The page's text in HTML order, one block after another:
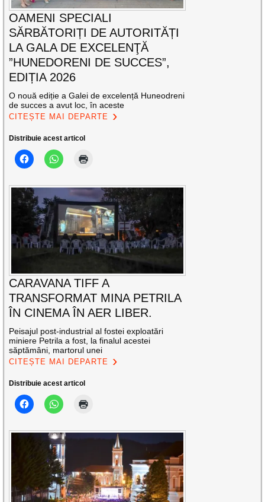
OAMENI SPECIALI
SĂRBĂTORIȚI DE AUTORITĂȚI
LA GALA DE EXCELENŢĂ
”HUNEDORENI DE SUCCES”,
EDIȚIA 2026
O nouă ediție a Galei de excelență Huneodreni
de succes a avut loc, în aceste
CITEȘTE MAI DEPARTE
Distribuie acest articol
CARAVANA TIFF A
TRANSFORMAT MINA PETRILA
ÎN CINEMA ÎN AER LIBER.
Peisajul post-industrial al fostei exploatări
miniere Petrila a fost, la finalul acestei
săptămâni, martorul unei
CITEȘTE MAI DEPARTE
Distribuie acest articol